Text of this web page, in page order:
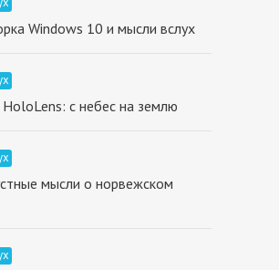
Windows 10 и мысли вслух
с небес на землю
мысли о норвежском